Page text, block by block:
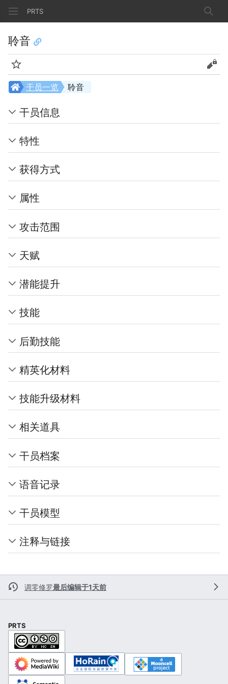
PRTS 搜索
聆音
监视 查看
聆音
干员一览
干员信息
特性
获得方式
属性
攻击范围
天赋
潜能提升
技能
后勤技能
精英化材料
技能升级材料
相关道具
干员档案
语音记录
干员模型
注释与链接
调零修罗最后编辑于1天前
PRTS